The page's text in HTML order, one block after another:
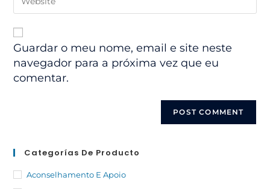
Guardar o meu nome, email e site neste
navegador para a próxima vez que eu
comentar.
Categorías De Producto
Aconselhamento E Apoio